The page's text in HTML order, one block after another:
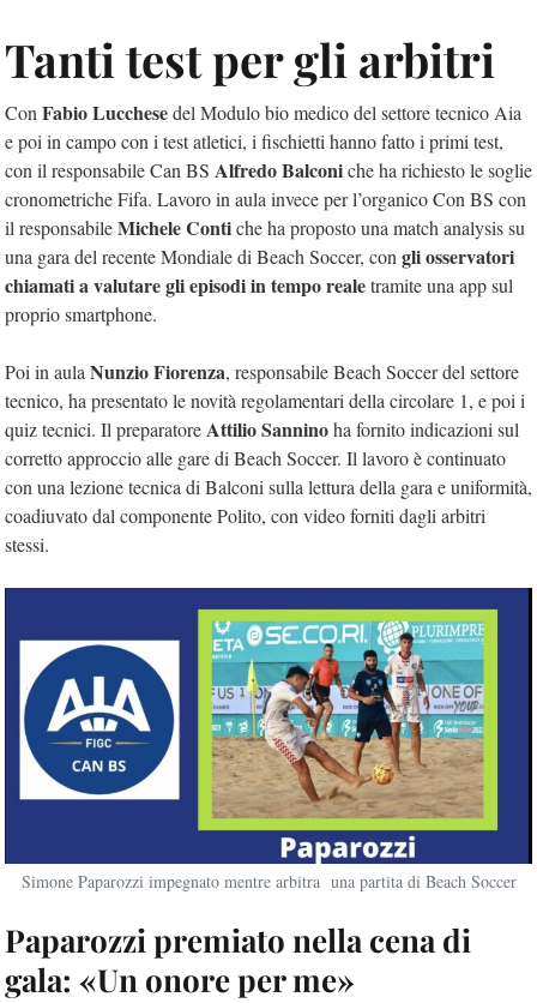
Tanti test per gli arbitri
Con Fabio Lucchesedel Modulo bio medico del settore tecnico Aia
e poi in campo con i test atletici, i fischietti hanno fatto i primi test,
con il responsabile Can BS Alfredo Balconiche ha richiesto le soglie
cronometriche Fifa. Lavoro in aula invece per l’organico Con BS con
il responsabileMichele Contiche ha proposto una match analysis su
una gara del recente Mondiale di Beach Soccer, con gli osservatori
chiamati a valutare gli episodi in tempo realetramite una app sul
proprio smartphone.
Poi in aula Nunzio Fiorenza, responsabile Beach Soccer del settore
tecnico, ha presentato le novità regolamentari della circolare 1, e poi i
quiz tecnici. Il preparatoreAttilio Sanninoha fornito indicazioni sul
corretto approccio alle gare di Beach Soccer. Il lavoro è continuato
con una lezione tecnica di Balconi sulla lettura della gara e uniformità,
coadiuvato dal componente Polito, con video forniti dagli arbitri
stessi.
Simone Paparozzi impegnato mentre arbitra una partita di Beach Soccer
Paparozzi premiato nella cena di
gala: «Un onore per me»